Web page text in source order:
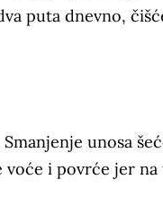
puta dnevno,
unosa
voće i povrće jer na